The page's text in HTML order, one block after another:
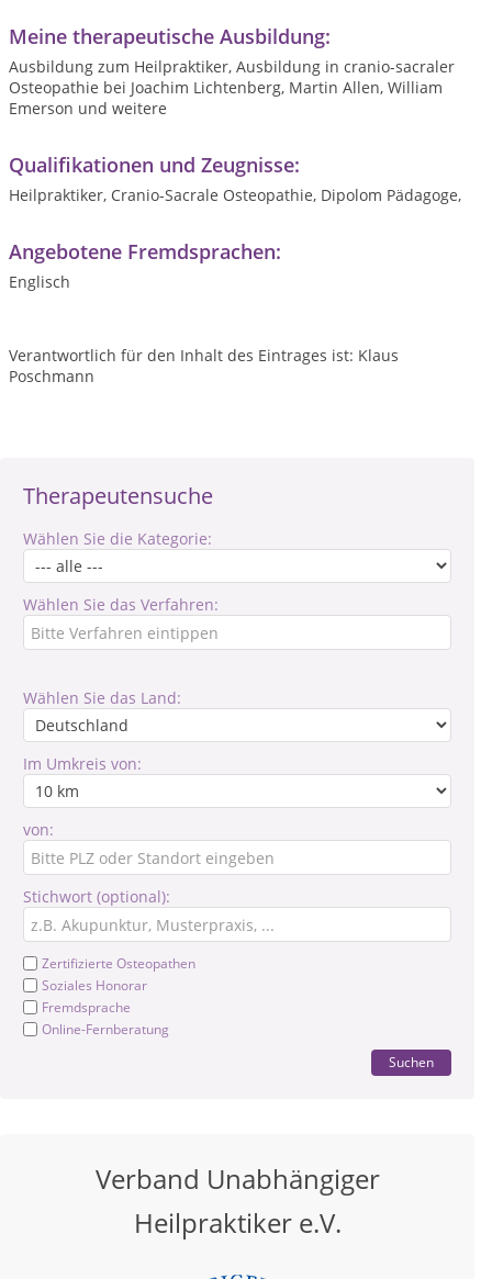
Therapeutensuche
Wählen Sie die Kategorie:
Wählen Sie das Verfahren:
Wählen Sie das Land:
Im Umkreis von:
von:
Stichwort (optional):
Zertifizierte Osteopathen
Soziales Honorar
Fremdsprache
Online-Fernberatung
Suchen
Verband Unabhängiger
Heilpraktiker e.V.
Meine therapeutische Ausbildung:
Ausbildung zum Heilpraktiker, Ausbildung in cranio-sacraler
Osteopathie bei Joachim Lichtenberg, Martin Allen, William
Emerson und weitere
Qualifikationen und Zeugnisse:
Heilpraktiker, Cranio-Sacrale Osteopathie, Dipolom Pädagoge,
Angebotene Fremdsprachen:
Englisch
Verantwortlich für den Inhalt des Eintrages ist: Klaus
Poschmann